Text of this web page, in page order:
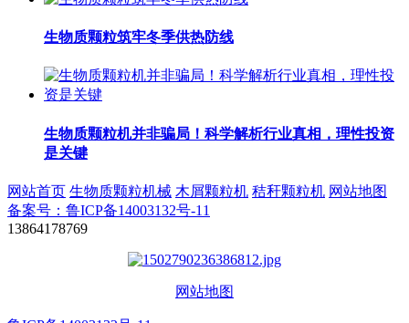
生物质颗粒筑牢冬季供热防线
生物质颗粒机并非骗局！科学解析行业真相，理性投资
是关键
网站首页 生物质颗粒机械 木屑颗粒机 秸秆颗粒机 网站地图
备案号：鲁ICP备14003132号-11
13864178769
网站地图